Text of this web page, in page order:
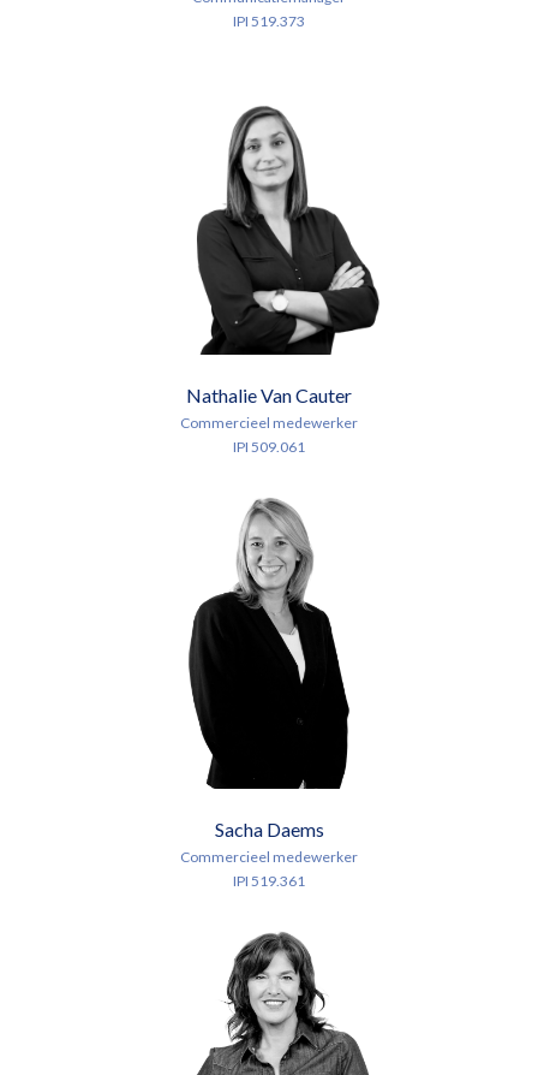
IPI 519.373
Nathalie Van Cauter
Commercieel medewerker
IPI 509.061
Sacha Daems
Commercieel medewerker
IPI 519.361